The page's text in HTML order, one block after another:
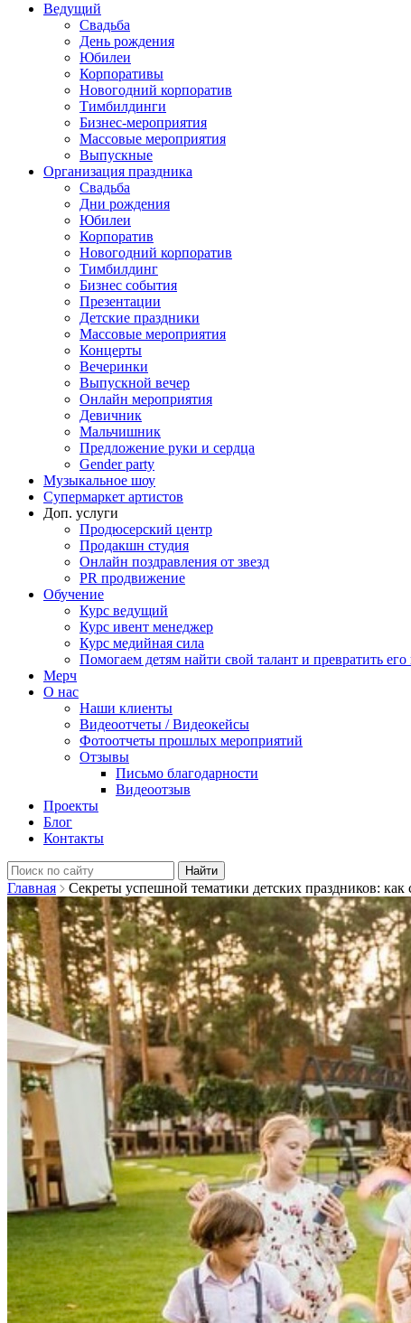
Ведущий
Свадьба
День рождения
Юбилеи
Корпоративы
Новогодний корпоратив
Тимбилдинги
Бизнес-мероприятия
Массовые мероприятия
Выпускные
Организация праздника
Свадьба
Дни рождения
Юбилеи
Корпоратив
Новогодний корпоратив
Тимбилдинг
Бизнес события
Презентации
Детские праздники
Массовые мероприятия
Концерты
Вечеринки
Выпускной вечер
Онлайн мероприятия
Девичник
Мальчишник
Предложение руки и сердца
Gender party
Музыкальное шоу
Супермаркет артистов
Доп. услуги
Продюсерский центр
Продакшн студия
Онлайн поздравления от звезд
PR продвижение
Обучение
Курс ведущий
Курс ивент менеджер
Курс медийная сила
Помогаем детям найти свой талант и превратить его
Мерч
О нас
Наши клиенты
Видеоотчеты / Видеокейсы
Фотоотчеты прошлых мероприятий
Отзывы
Письмо благодарности
Видеоотзыв
Проекты
Блог
Контакты
Найти:
Главная
Секреты успешной тематики детских праздников: